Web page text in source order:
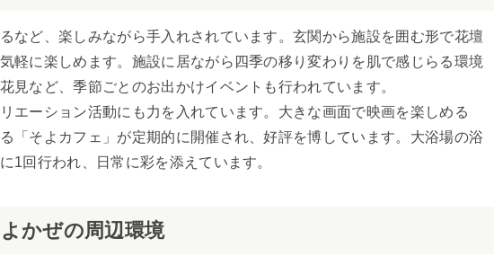
など、楽しみながら手入れされています。玄関から施設を囲む形で花壇
軽に楽しめます。施設に居ながら四季の移り変わりを肌で感じらる環境
見など、季節ごとのお出かけイベントも行われています。
エーション活動にも力を入れています。大きな画面で映画を楽しめる
「そよカフェ」が定期的に開催され、好評を博しています。大浴場の浴
1回行われ、日常に彩を添えています。
かぜの周辺環境